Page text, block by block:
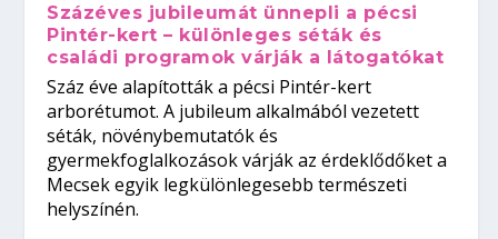
Százéves jubileumát ünnepli a pécsi
Pintér-kert – különleges séták és
családi programok várják a látogatókat
Száz éve alapították a pécsi Pintér-kert
arborétumot. A jubileum alkalmából vezetett
séták, növénybemutatók és
gyermekfoglalkozások várják az érdeklődőket a
Mecsek egyik legkülönlegesebb természeti
helyszínén.